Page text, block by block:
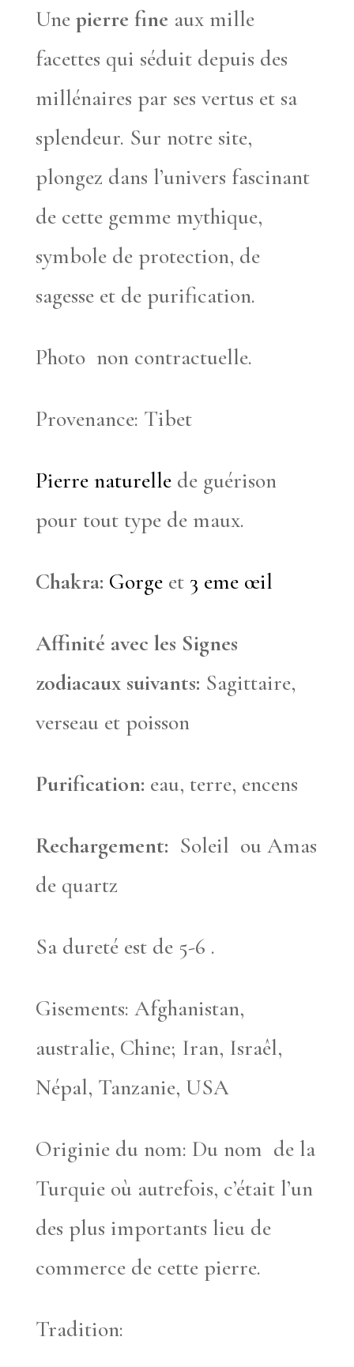
Une pierre fine aux mille
facettes qui séduit depuis des
millénaires par ses vertus et sa
splendeur. Sur notre site,
plongez dans l’univers fascinant
de cette gemme mythique,
symbole de protection, de
sagesse et de purification.
Photo non contractuelle.
Provenance: Tibet
Pierre naturellede guérison
pour tout type de maux.
Chakra: Gorgeet 3 eme œil
Affinité avec les Signes
zodiacaux suivants: Sagittaire,
verseau et poisson
Purification: eau, terre, encens
Rechargement: Soleil ou Amas
de quartz
Sa dureté est de 5-6 .
Gisements: Afghanistan,
australie, Chine; Iran, Israêl,
Népal, Tanzanie, USA
Originie du nom: Du nom de la
Turquie où autrefois, c’était l’un
des plus importants lieu de
commerce de cette pierre.
Tradition: